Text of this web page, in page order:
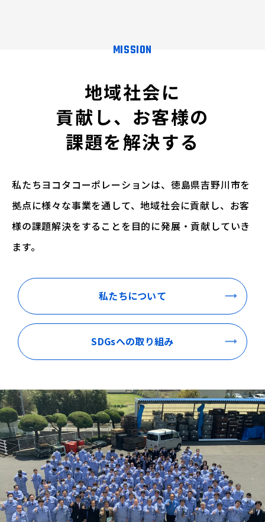
MISSION
地域社会に
貢献し、 お客様の
課題を解決する
私たちヨコタコーポレーションは、 徳島県吉野川市を
拠点に様々な事業を通して、地域社会に貢献し、お客
様の課題解決をすることを目的に発展・貢献していき
ます。
私たちについて
SDGsへの取り組み